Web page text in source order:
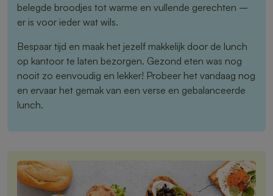
belegde broodjes tot warme en vullende gerechten –
er is voor ieder wat wils.
Bespaar tijd en maak het jezelf makkelijk door de lunch
op kantoor te laten bezorgen. Gezond eten was nog
nooit zo eenvoudig en lekker! Probeer het vandaag nog
en ervaar het gemak van een verse en gebalanceerde
lunch.